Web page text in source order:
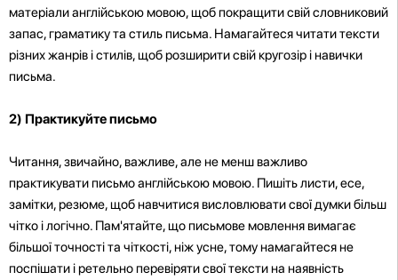
матеріали англійською мовою, щоб покращити свій словниковий
запас, граматику та стиль письма. Намагайтеся читати тексти
різних жанрів і стилів, щоб розширити свій кругозір і навички
письма.
2) Практикуйте письмо
Читання, звичайно, важливе, але не менш важливо
практикувати письмо англійською мовою. Пишіть листи, есе,
замітки, резюме, щоб навчитися висловлювати свої думки більш
чітко і логічно. Пам'ятайте, що письмове мовлення вимагає
більшої точності та чіткості, ніж усне, тому намагайтеся не
поспішати і ретельно перевіряти свої тексти на наявність